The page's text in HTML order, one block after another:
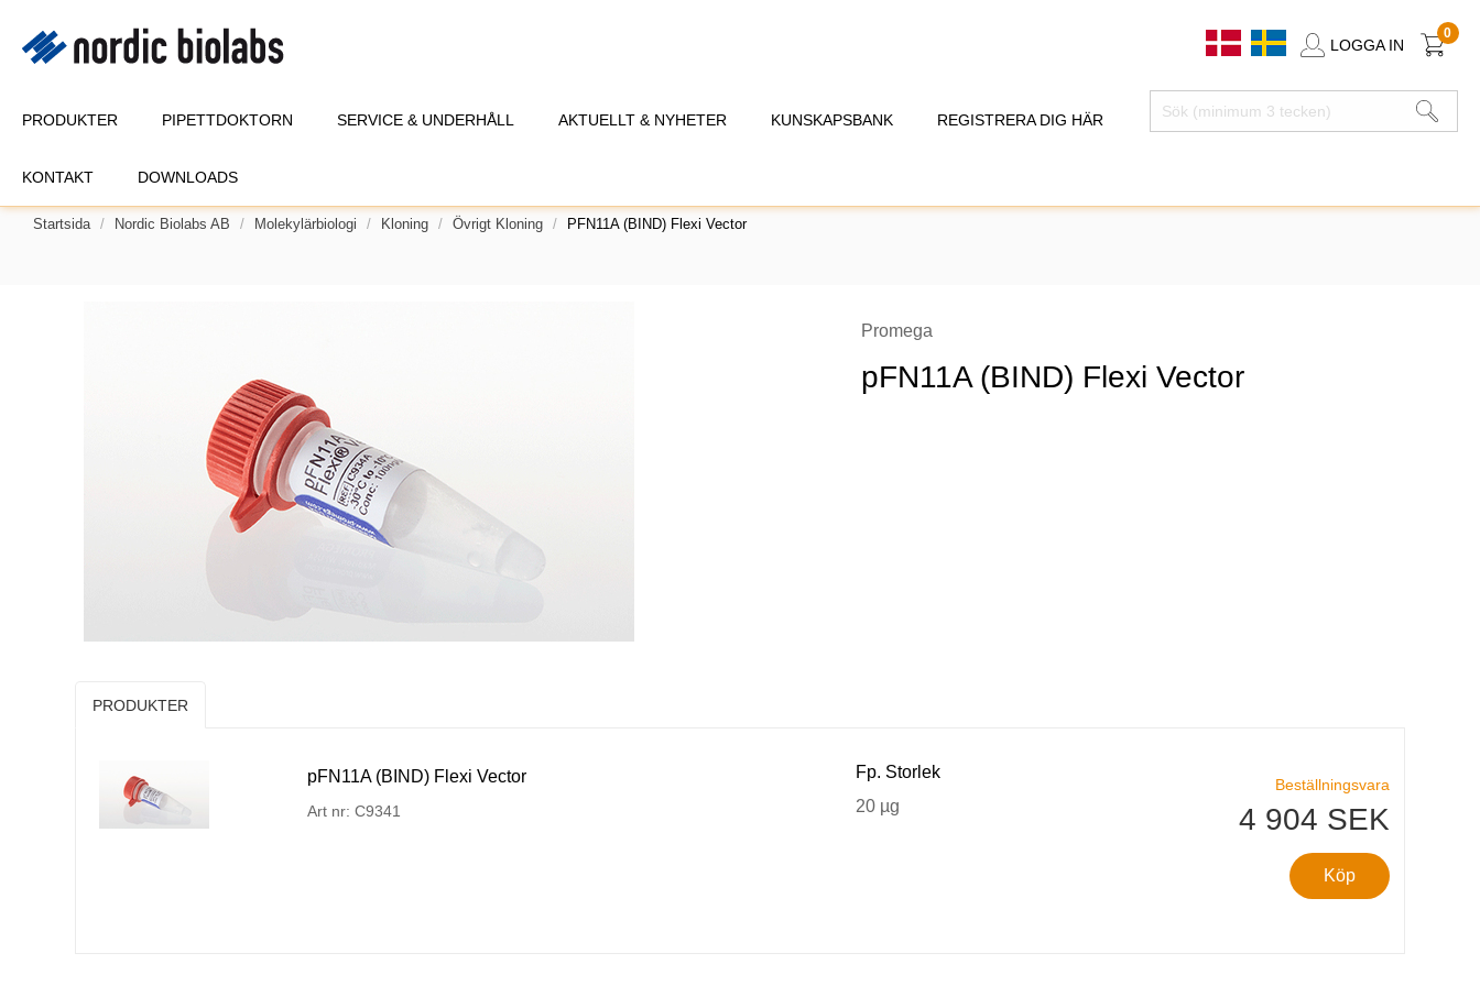
LOGGA IN
0
PRODUKTER PIPETTDOKTORN SERVICE & UNDERHÅLL AKTUELLT & NYHETER KUNSKAPSBANK REGISTRERA DIG HÄR
KONTAKT DOWNLOADS
Startsida Nordic Biolabs AB Molekylärbiologi Kloning Övrigt Kloning PFN11A (BIND) Flexi Vector
Promega
pFN11A (BIND) Flexi Vector
PRODUKTER
pFN11A (BIND) Flexi Vector
Art nr: C9341
Fp. Storlek
20 µg
Beställningsvara
4 904 SEK
Köp